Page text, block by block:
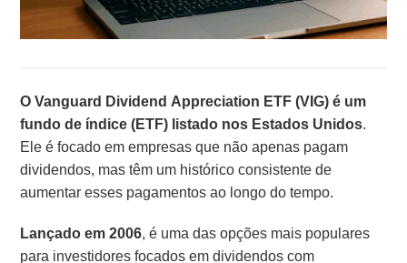
O Vanguard Dividend Appreciation ETF (VIG)é um
fundo de índice (ETF) listado nos Estados Unidos.
Ele é focado em empresas que não apenas pagam
dividendos, mas têm um histórico consistente de
aumentar esses pagamentos ao longo do tempo.
Lançado em 2006, é uma das opções mais populares
para investidores focados em dividendos com